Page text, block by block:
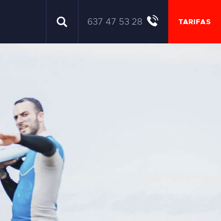
637 47 53 28 TARIFAS